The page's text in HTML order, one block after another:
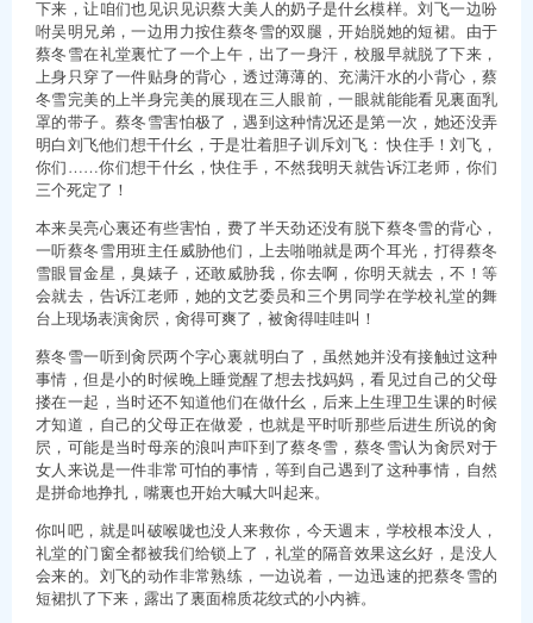
下来，让咱们也见识见识蔡大美人的奶子是什幺模样。刘飞一边吩
咐吴明兄弟，一边用力按住蔡冬雪的双腿，开始脱她的短裙。由于
蔡冬雪在礼堂裏忙了一个上午，出了一身汗，校服早就脱了下来，
上身只穿了一件贴身的背心，透过薄薄的、充满汗水的小背心，蔡
冬雪完美的上半身完美的展现在三人眼前，一眼就能能看见裏面乳
罩的带子。蔡冬雪害怕极了，遇到这种情况还是第一次，她还没弄
明白刘飞他们想干什幺，于是壮着胆子训斥刘飞： 快住手！刘飞，
你们……你们想干什幺，快住手，不然我明天就告诉江老师，你们
三个死定了！
本来吴亮心裏还有些害怕，费了半天劲还没有脱下蔡冬雪的背心，
一听蔡冬雪用班主任威胁他们，上去啪啪就是两个耳光，打得蔡冬
雪眼冒金星，臭婊子，还敢威胁我，你去啊，你明天就去，不！等
会就去，告诉江老师，她的文艺委员和三个男同学在学校礼堂的舞
台上现场表演肏屄，肏得可爽了，被肏得哇哇叫！
蔡冬雪一听到肏屄两个字心裏就明白了，虽然她并没有接触过这种
事情，但是小的时候晚上睡觉醒了想去找妈妈，看见过自己的父母
搂在一起，当时还不知道他们在做什幺，后来上生理卫生课的时候
才知道，自己的父母正在做爱，也就是平时听那些后进生所说的肏
屄，可能是当时母亲的浪叫声吓到了蔡冬雪，蔡冬雪认为肏屄对于
女人来说是一件非常可怕的事情，等到自己遇到了这种事情，自然
是拼命地挣扎，嘴裏也开始大喊大叫起来。
你叫吧，就是叫破喉咙也没人来救你，今天週末，学校根本没人，
礼堂的门窗全都被我们给锁上了，礼堂的隔音效果这幺好，是没人
会来的。刘飞的动作非常熟练，一边说着，一边迅速的把蔡冬雪的
短裙扒了下来，露出了裏面棉质花纹式的小内裤。